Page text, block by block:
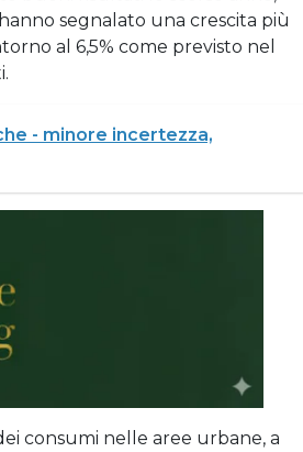
segnalato una crescita più
al 6,5% come previsto nel
- minore incertezza,
consumi nelle aree urbane, a